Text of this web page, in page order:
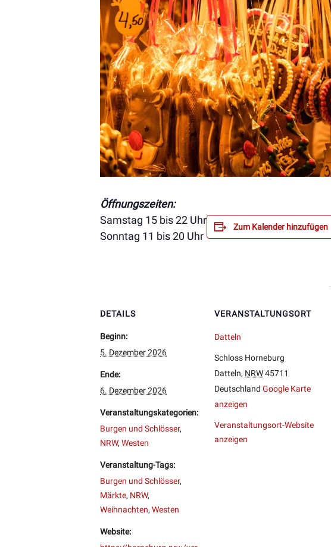
Öffnungszeiten:
Samstag 15 bis 22 Uhr
Sonntag 11 bis 20 Uhr
Zum Kalender hinzufügen
DETAILS
Beginn:
5. Dezember 2026
Ende:
6. Dezember 2026
Veranstaltungskategorien:
Burgen und Schlösser,
NRW, Westen
Veranstaltung-Tags:
Burgen und Schlösser,
Märkte, NRW,
Weihnachten, Westen
Website:
VERANSTALTUNGSORT
Datteln
Schloss Horneburg
Datteln, NRW45711
Deutschland Google Karte
anzeigen
Veranstaltungsort-Website
anzeigen